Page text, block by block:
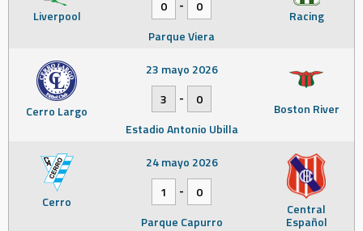
Liverpool Racing
0
0
Parque Viera
Cerro Largo Boston River
23 mayo 2026
3
-
0
Estadio Antonio Ubilla
Cerro Central
Español
24 mayo 2026
1
-
0
Parque Capurro